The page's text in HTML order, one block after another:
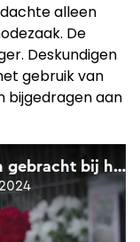
alleen
De
Deskundigen
gebruik van
bijgedragen aan